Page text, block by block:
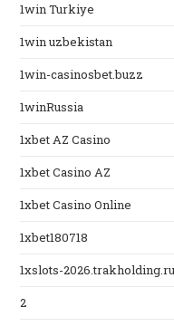
1win Turkiye
1win uzbekistan
1win-casinosbet.buzz
1winRussia
1xbet AZ Casino
1xbet Casino AZ
1xbet Casino Online
1xbet180718
1xslots-2026.trakholding.ru
2